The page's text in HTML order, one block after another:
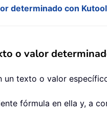
determinado con
o valor
texto o valor
fórmula en ella y, a